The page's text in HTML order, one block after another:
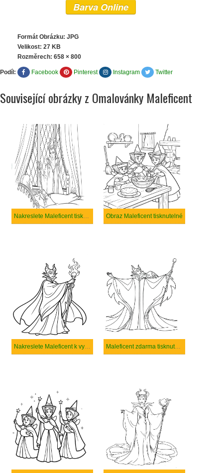
Barva Online
Formát Obrázku: JPG
Velikost: 27 KB
Rozměrech: 658 × 800
Podíl: Facebook Pinterest Instagram Twitter
Související obrázky z Omalovánky Maleficent
Nakreslete Maleficent tisknutelné pro děti Obraz Maleficent tisknutelné
Nakreslete Maleficent k vytisknutí Maleficent zdarma tisknutelné pro děti